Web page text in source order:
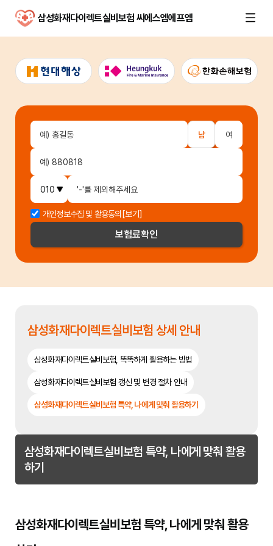
삼성화재다이렉트실비보험 씨에스엠에프엠
남 여
개인정보수집 및 활용동의[보기]
보험료확인
삼성화재다이렉트실비보험 상세 안내
삼성화재다이렉트실비보험, 똑똑하게 활용하는 방법
삼성화재다이렉트실비보험 갱신 및 변경 절차 안내
삼성화재다이렉트실비보험 특약, 나에게 맞춰 활용하기
삼성화재다이렉트실비보험 특약, 나에게 맞춰 활용
하기
삼성화재다이렉트실비보험 특약, 나에게 맞춰 활용